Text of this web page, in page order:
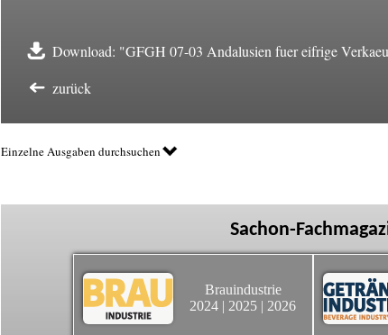
Download: "GFGH 07-03 Andalusien fuer eifrige
zurück
Einzelne Ausgaben durchsuchen
Sachon-
Brauindustrie
2024 | 2025 | 2026